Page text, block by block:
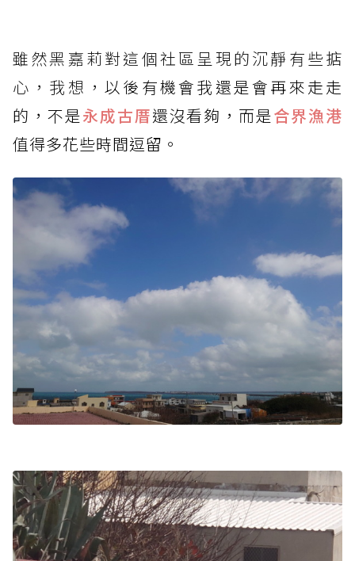
雖然黑嘉莉對這個社區呈現的沉靜有些掂
心，我想，以後有機會我還是會再來走走
的，不是永成古厝還沒看夠，而是合界漁港
值得多花些時間逗留。